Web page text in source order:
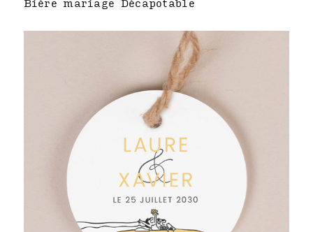
Bière mariage Décapotable